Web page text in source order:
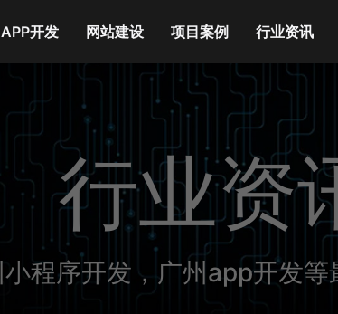
APP开发 网站建设 项目案例 行业资讯
行业资
小程序开发，广州app开发等